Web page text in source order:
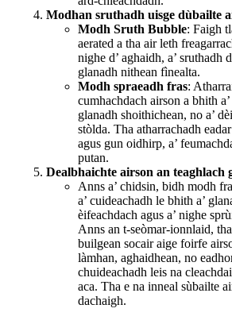
Modhan sruthadh uisge dùbailte
Modh Sruth Bubble: Faigh
aerated a tha air leth
nighe d’ aghaidh, a’ sruthadh
glanadh nithean fìnealta.
Modh spraeadh fras:
cumhachdach airson a bhith
glanadh shoithichean, no a’
stòlda. Tha atharrachadh
agus gun oidhirp, a’
putan.
Dealbhaichte airson an teaghlach
Anns a’ chidsin, bidh modh
a’ cuideachadh le bhith a’
èifeachdach agus a’ nighe
Anns an t-seòmar-ionnlaid,
builgean socair aige foirfe
làmhan, aghaidhean, no
chuideachadh leis na
aca. Tha e na inneal sùbailte
dachaigh.